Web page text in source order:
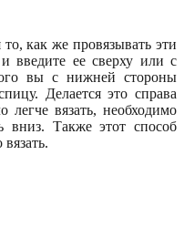
как же провязывать эти
введите ее сверху или с
вы с нижней стороны
Делается это справа
вязать, необходимо
вниз. Также этот способ